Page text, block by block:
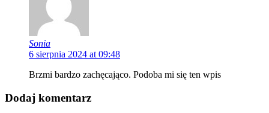
Sonia
6 sierpnia 2024 at 09:48
Brzmi bardzo zachęcająco. Podoba mi się ten wpis
Dodaj komentarz